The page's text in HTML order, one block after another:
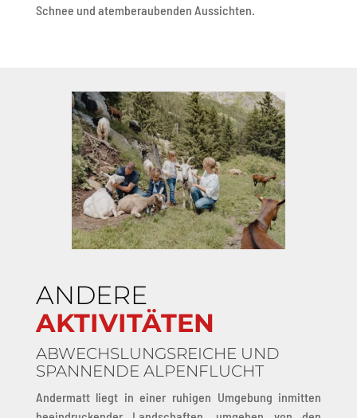
Schnee und atemberaubenden Aussichten.
ANDERE
AKTIVITÄTEN
ABWECHSLUNGSREICHE UND
SPANNENDE ALPENFLUCHT
Andermatt liegt in einer ruhigen Umgebung inmitten